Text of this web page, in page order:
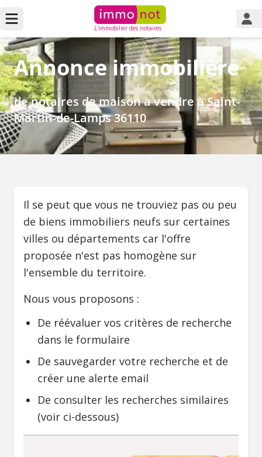
L'immobilier des notaires
Annonce immobilière
de notaires de maison à vendre à Saint-
Martin-de-Lamps 36110
Il se peut que vous ne trouviez pas ou peu
de biens immobiliers neufs sur certaines
villes ou départements car l'offre
proposée n'est pas homogène sur
l'ensemble du territoire.
Nous vous proposons :
De réévaluer vos critères de recherche
dans le formulaire
De sauvegarder votre recherche et de
créer une alerte email
De consulter les recherches similaires
(voir ci-dessous)